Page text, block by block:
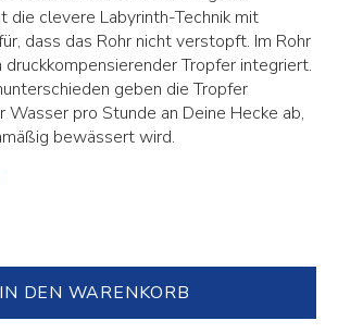
die clevere Labyrinth-Technik mit
dass das Rohr nicht verstopft. Im Rohr
Tropfer integriert.
geben die Tropfer
Wasser pro Stunde an Deine Hecke ab,
bewässert wird.